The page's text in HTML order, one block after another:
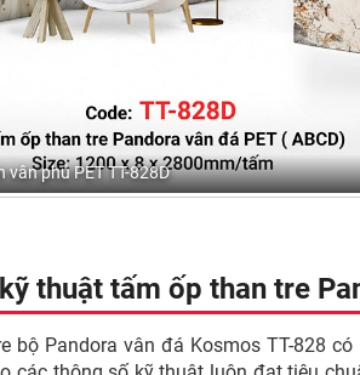
phủ PET TT-828D
thuật tấm ốp than tre
bộ Pandora vân đá Kosmos TT-828